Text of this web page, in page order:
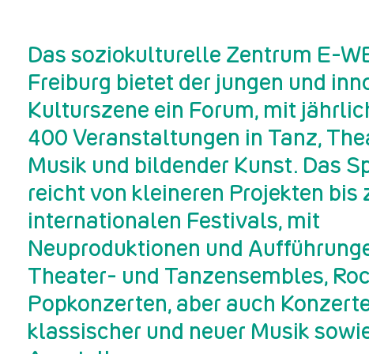
Das soziokulturelle Zentrum E-
Freiburg bietet der jungen und
Kulturszene ein Forum, mit
400 Veranstaltungen in Tanz,
Musik und bildender Kunst. Das
reicht von kleineren Projekten bis
internationalen Festivals, mit
Neuproduktionen und
Theater- und Tanzensembles,
Popkonzerten, aber auch
klassischer und neuer Musik